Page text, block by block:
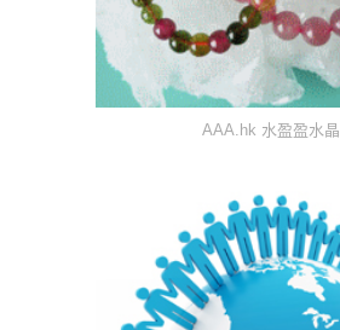
AAA.hk 水盈盈水晶